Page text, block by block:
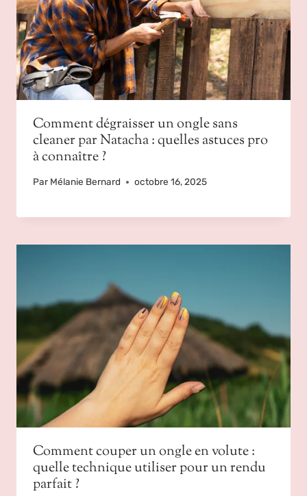
Comment dégraisser un ongle sans
cleaner par Natacha : quelles astuces pro
à connaître ?
Par Mélanie Bernard octobre 16, 2025
Comment couper un ongle en volute :
quelle technique utiliser pour un rendu
parfait ?